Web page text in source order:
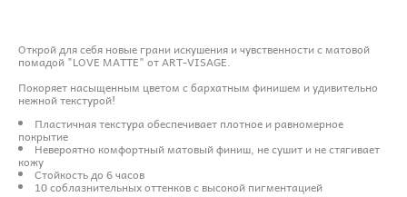
Открой для себя новые грани искушения и чувственности с матовой
помадой "LOVE MATTE" от ART-VISAGE.
Покоряет насыщенным цветом с бархатным финишем и удивительно
нежной текстурой!
Пластичная текстура обеспечивает плотное и равномерное
покрытие
Невероятно комфортный матовый финиш, не сушит и не стягивает
кожу
Стойкость до 6 часов
10 соблазнительных оттенков с высокой пигментацией